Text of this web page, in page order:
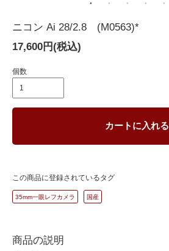
ニコン Ai 28/2.8 (M0563)*
17,600円(税込)
個数
カートに入れる
この商品に登録されているタグ
35mm一眼レフカメラ 国産
商品の説明